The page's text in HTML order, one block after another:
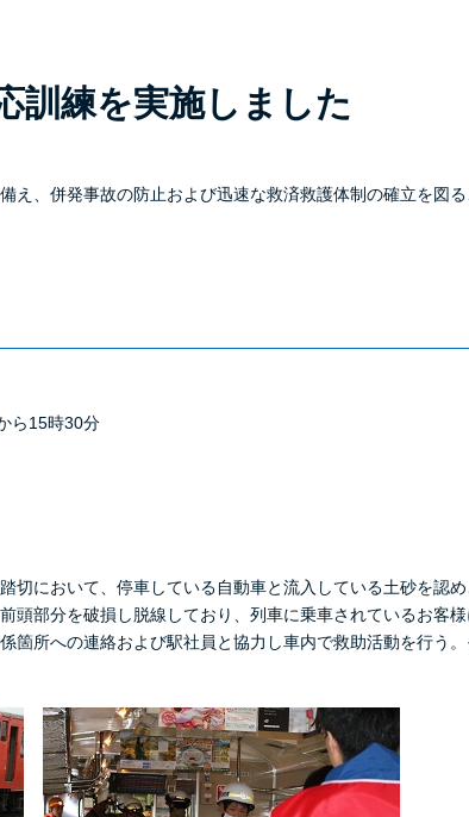
訓練を実施しました
え、併発事故の防止および迅速な救済救護体制の確立を図
ら15時30分
において、停車している自動車と流入している土砂を認
頭部分を破損し脱線しており、列車に乗車されているお客
箇所への連絡および駅社員と協力し車内で救助活動を行う